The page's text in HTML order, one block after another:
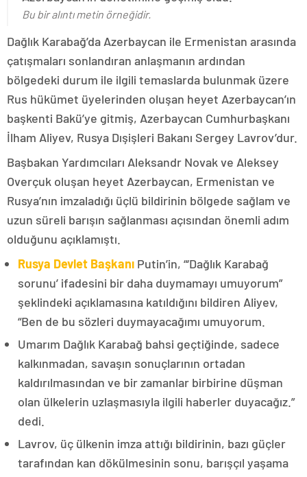
Bu bir alıntı metin örneğidir.
Dağlık Karabağ’da Azerbaycan ile Ermenistan arasında
çatışmaları sonlandıran anlaşmanın ardından
bölgedeki durum ile ilgili temaslarda bulunmak üzere
Rus hükümet üyelerinden oluşan heyet Azerbaycan’ın
başkenti Bakü’ye gitmiş, Azerbaycan Cumhurbaşkanı
İlham Aliyev, Rusya Dışişleri Bakanı Sergey Lavrov’dur.
Başbakan Yardımcıları Aleksandr Novak ve Aleksey
Overçuk oluşan heyet Azerbaycan, Ermenistan ve
Rusya’nın imzaladığı üçlü bildirinin bölgede sağlam ve
uzun süreli barışın sağlanması açısından önemli adım
olduğunu açıklamıştı.
Rusya Devlet Başkanı Putin’in, “‘Dağlık Karabağ
sorunu’ ifadesini bir daha duymamayı umuyorum”
şeklindeki açıklamasına katıldığını bildiren Aliyev,
“Ben de bu sözleri duymayacağımı umuyorum.
Umarım Dağlık Karabağ bahsi geçtiğinde, sadece
kalkınmadan, savaşın sonuçlarının ortadan
kaldırılmasından ve bir zamanlar birbirine düşman
olan ülkelerin uzlaşmasıyla ilgili haberler duyacağız.”
dedi.
Lavrov, üç ülkenin imza attığı bildirinin, bazı güçler
tarafından kan dökülmesinin sonu, barışçıl yaşama